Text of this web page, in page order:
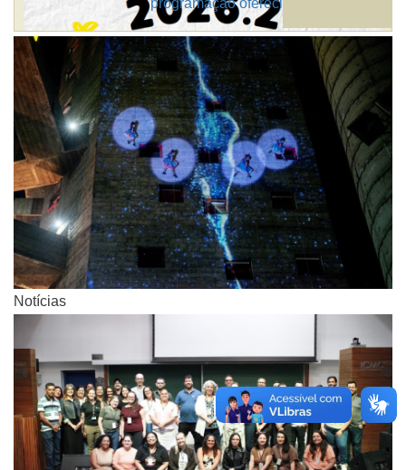
programação oferecidas pelo ICMC
Notícias
Notícias